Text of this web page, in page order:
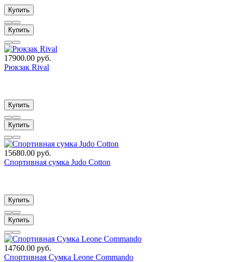
Купить
Купить
17900.00 руб.
Рюкзак Rival
Купить
Купить
15680.00 руб.
Спортивная сумка Judo Cotton
Купить
Купить
14760.00 руб.
Спортивная Сумка Leone Commando